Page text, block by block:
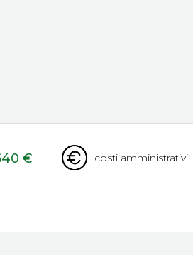
€ costi amministrativi: